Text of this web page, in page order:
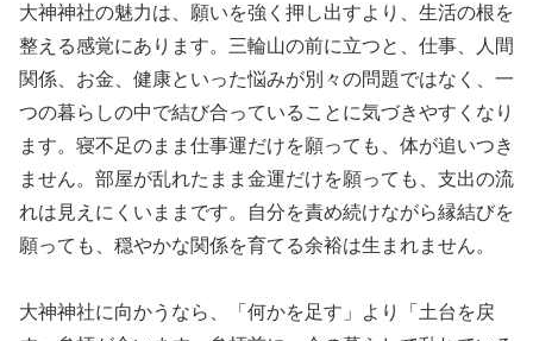
大神神社の魅力は、願いを強く押し出すより、生活の根を
整える感覚にあります。三輪山の前に立つと、仕事、人間
関係、お金、健康といった悩みが別々の問題ではなく、一
つの暮らしの中で結び合っていることに気づきやすくなり
ます。寝不足のまま仕事運だけを願っても、体が追いつき
ません。部屋が乱れたまま金運だけを願っても、支出の流
れは見えにくいままです。自分を責め続けながら縁結びを
願っても、穏やかな関係を育てる余裕は生まれません。
大神神社に向かうなら、「何かを足す」より「土台を戻